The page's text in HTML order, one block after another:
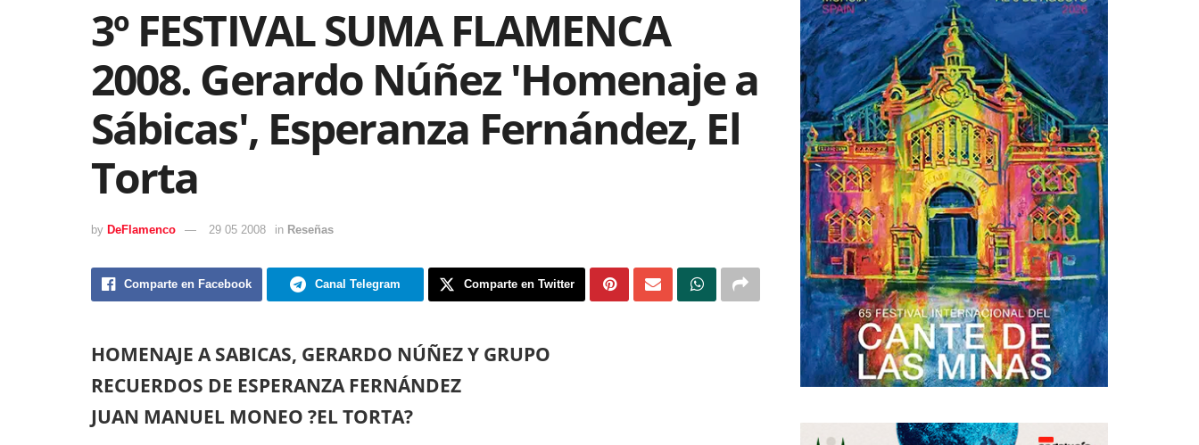
3º FESTIVAL SUMA FLAMENCA
2008. Gerardo Núñez 'Homenaje a
Sábicas', Esperanza Fernández, El
Torta
by DeFlamenco 29 05 2008 in Reseñas
Comparte en Facebook Canal Telegram Comparte en Twitter
HOMENAJE A SABICAS, GERARDO NÚÑEZ Y GRUPO
RECUERDOS DE ESPERANZA FERNÁNDEZ
JUAN MANUEL MONEO ?EL TORTA?